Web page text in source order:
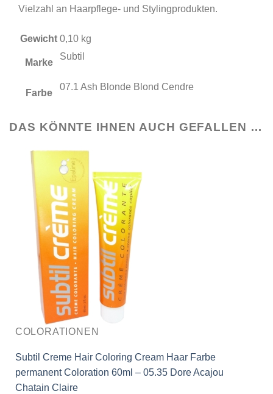
Vielzahl an Haarpflege- und Stylingprodukten.
Gewicht 0,10 kg
Marke
Subtil
Farbe
07.1 Ash Blonde Blond Cendre
DAS KÖNNTE IHNEN AUCH GEFALLEN …
COLORATIONEN
Subtil Creme Hair Coloring Cream Haar Farbe
permanent Coloration 60ml – 05.35 Dore Acajou
Chatain Claire